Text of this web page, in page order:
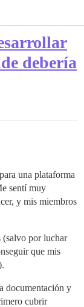
debería
una plataforma
sentí muy
y mis miembros
(salvo por luchar
que mis
documentación y
cubrir